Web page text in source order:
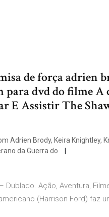
de força
para dvd do filme A
E Assistir The
Adrien Brody, Keira Knightley,
da Guerra do
Dublado. Ação, Aventura,
(Harrison Ford) faz